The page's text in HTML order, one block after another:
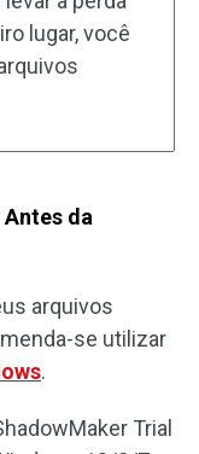
lugar, você
da
arquivos
se utilizar
.
Trial